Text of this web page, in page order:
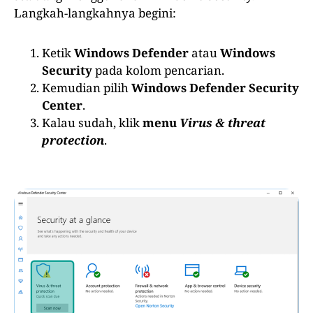
Langkah-langkahnya begini:
KetikWindows Defenderatau Windows
Securitypada kolom pencarian.
Kemudian pilih Windows Defender Security
Center.
Kalau sudah, klikmenu Virus & threat
protection.